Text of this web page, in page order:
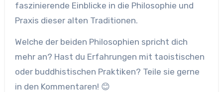
faszinierende Einblicke in die Philosophie und
Praxis dieser alten Traditionen.
Welche der beiden Philosophien spricht dich
mehr an? Hast du Erfahrungen mit taoistischen
oder buddhistischen Praktiken? Teile sie gerne
in den Kommentaren! 😊